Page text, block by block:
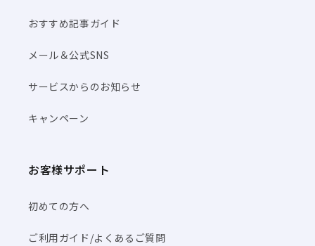
おすすめ記事ガイド
メール＆公式SNS
サービスからのお知らせ
キャンペーン
お客様サポート
初めての方へ
ご利用ガイド/よくあるご質問